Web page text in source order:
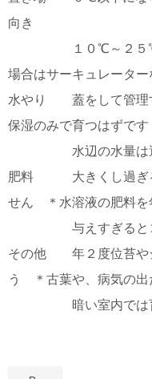
向き
１０℃～２５℃位
場合はサーキュレータ
水やり 蓋をして管理
保湿のみで育つはずです
水辺の水量は適量
肥料 大きくし過ぎる
せん ＊水溶液の肥料を
与えすぎるとコバ
その他 年２度位苔や
う ＊古葉や、病気の出
暗い室内では育